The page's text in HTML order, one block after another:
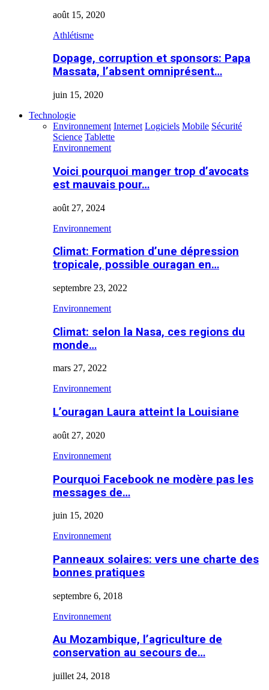
août 15, 2020
Athlétisme
Dopage, corruption et sponsors: Papa
Massata, l’absent omniprésent…
juin 15, 2020
Technologie
Environnement Internet Logiciels Mobile Sécurité
Science Tablette
Environnement
Voici pourquoi manger trop d’avocats
est mauvais pour…
août 27, 2024
Environnement
Climat: Formation d’une dépression
tropicale, possible ouragan en…
septembre 23, 2022
Environnement
Climat: selon la Nasa, ces regions du
monde…
mars 27, 2022
Environnement
L’ouragan Laura atteint la Louisiane
août 27, 2020
Environnement
Pourquoi Facebook ne modère pas les
messages de…
juin 15, 2020
Environnement
Panneaux solaires: vers une charte des
bonnes pratiques
septembre 6, 2018
Environnement
Au Mozambique, l’agriculture de
conservation au secours de…
juillet 24, 2018